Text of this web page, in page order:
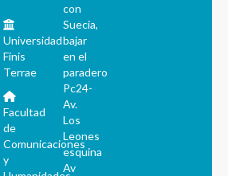
Universidad
Finis
Terrae
Facultad
de
Comunicaciones
y
con
Suecia,
bajar
en el
paradero
Pc24-
Av.
Los
Leones
esquina
Av